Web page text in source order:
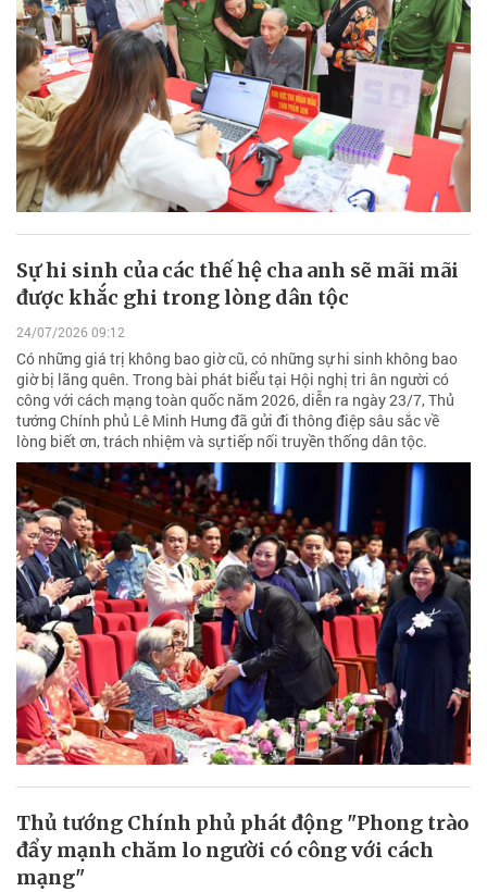
Sự hi sinh của các thế hệ cha anh sẽ mãi mãi
được khắc ghi trong lòng dân tộc
24/07/2026 09:12
Có những giá trị không bao giờ cũ, có những sự hi sinh không bao
giờ bị lãng quên. Trong bài phát biểu tại Hội nghị tri ân người có
công với cách mạng toàn quốc năm 2026, diễn ra ngày 23/7, Thủ
tướng Chính phủ Lê Minh Hưng đã gửi đi thông điệp sâu sắc về
lòng biết ơn, trách nhiệm và sự tiếp nối truyền thống dân tộc.
Thủ tướng Chính phủ phát động "Phong trào
đẩy mạnh chăm lo người có công với cách
mạng"